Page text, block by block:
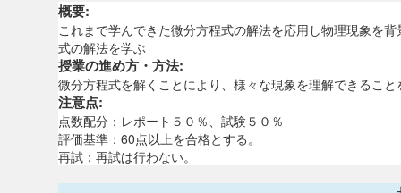
概要:
これまで学んできた微分方程式の解法を応用し物理現象を
式の解法を学ぶ
授業の進め方・方法:
微分方程式を解くことにより、様々な現象を理解できるこ
注意点:
点数配分：レポート５０％、試験５０％
評価基準：60点以上を合格とする。
再試：再試は行わない。